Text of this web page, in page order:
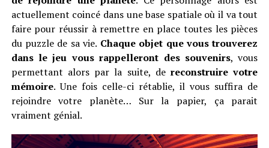
actuellement coincé dans une base spatiale où il va tout
faire pour réussir à remettre en place toutes les pièces
du puzzle de sa vie. Chaque objet que vous trouverez
dans le jeu vous rappelleront des souvenirs, vous
permettant alors par la suite, dereconstruire votre
mémoire. Une fois celle-ci rétablie, il vous suffira de
rejoindre votre planète… Sur la papier, ça parait
vraiment génial.